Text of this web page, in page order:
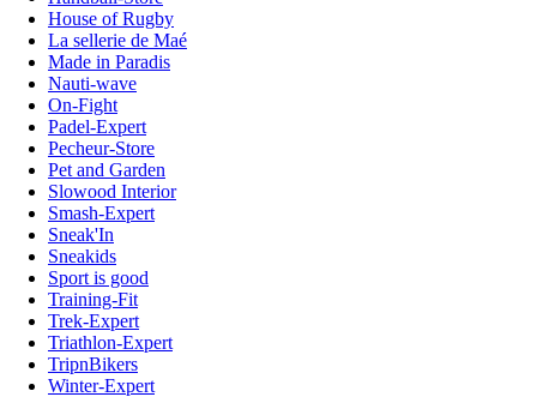
House of Rugby
La sellerie de Maé
Made in Paradis
Nauti-wave
On-Fight
Padel-Expert
Pecheur-Store
Pet and Garden
Slowood Interior
Smash-Expert
Sneak'In
Sneakids
Sport is good
Training-Fit
Trek-Expert
Triathlon-Expert
TripnBikers
Winter-Expert